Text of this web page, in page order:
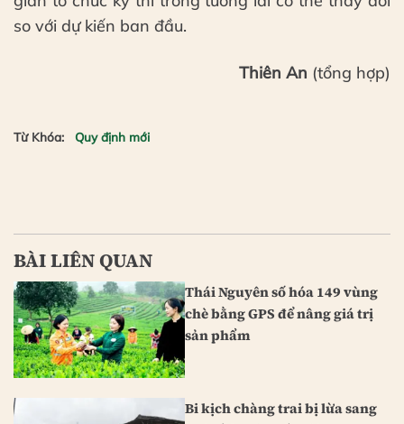
so với dự kiến ban đầu.
Thiên An (tổng hợp)
Từ Khóa: Quy định mới
BÀI LIÊN QUAN
Thái Nguyên số hóa 149 vùng
chè bằng GPS để nâng giá trị
sản phẩm
Bi kịch chàng trai bị lừa sang